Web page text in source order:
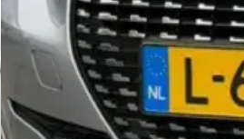
Auto Centrum Flevoland· Emmeloord
Bekijk aanbieding →
Vergelijk